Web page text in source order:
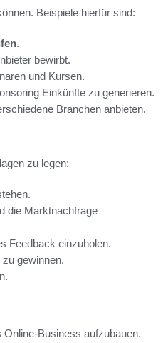
Beispiele hierfür sind:
.
bewirbt.
und Kursen.
Einkünfte zu generieren.
Branchen anbieten.
zu legen:
die Marktnachfrage
Feedback einzuholen.
gewinnen.
Business aufzubauen.